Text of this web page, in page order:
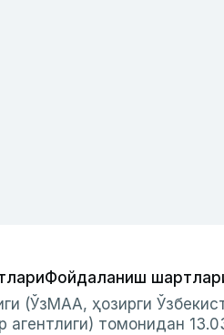
Фойдаланиш
(ЎзМАА, ҳозирги
томонидан